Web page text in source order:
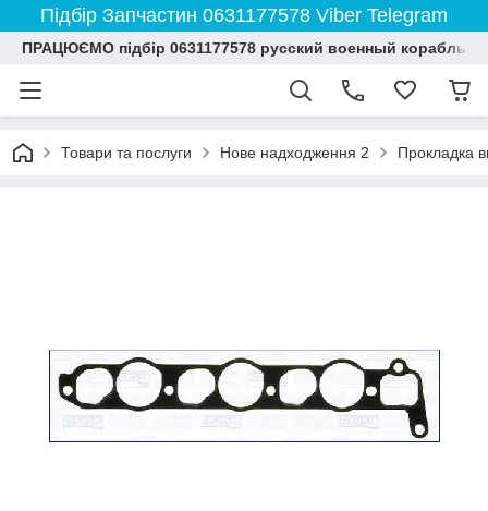
Підбір Запчастин 0631177578 Viber Telegram
ПРАЦЮЄМО підбір 0631177578 русский военный корабль
Товари та послуги Нове надходження 2 Прокладка